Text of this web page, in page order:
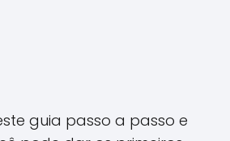
guia passo a passo e